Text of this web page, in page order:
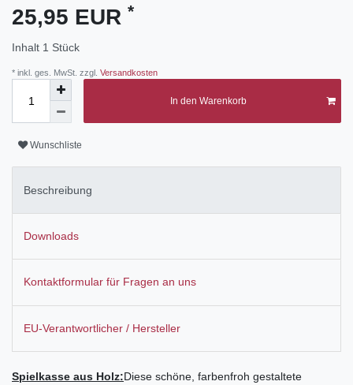
25,95 EUR *
Inhalt 1 Stück
* inkl. ges. MwSt. zzgl. Versandkosten
In den Warenkorb
Wunschliste
Beschreibung
Downloads
Kontaktformular für Fragen an uns
EU-Verantwortlicher / Hersteller
Spielkasse aus Holz:Diese schöne, farbenfroh gestaltete